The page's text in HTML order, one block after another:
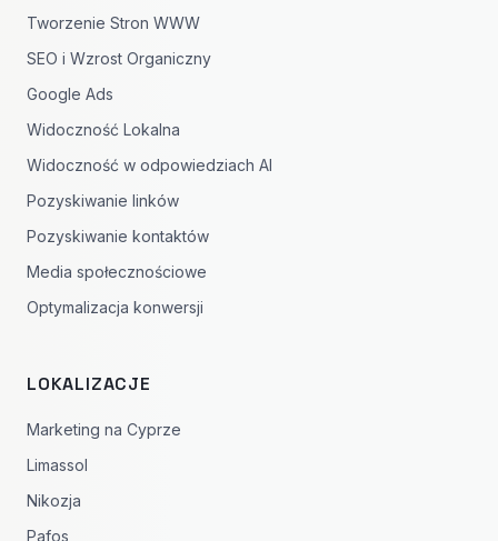
Tworzenie Stron WWW
SEO i Wzrost Organiczny
Google Ads
Widoczność Lokalna
Widoczność w odpowiedziach AI
Pozyskiwanie linków
Pozyskiwanie kontaktów
Media społecznościowe
Optymalizacja konwersji
LOKALIZACJE
Marketing na Cyprze
Limassol
Nikozja
Pafos